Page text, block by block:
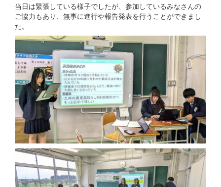
当日は緊張している様子でしたが、参加しているみなさんの
ご協力もあり、無事に進行や報告発表を行うことができまし
た。